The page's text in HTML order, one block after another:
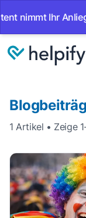
Ihr
1 Artikel • Zeige